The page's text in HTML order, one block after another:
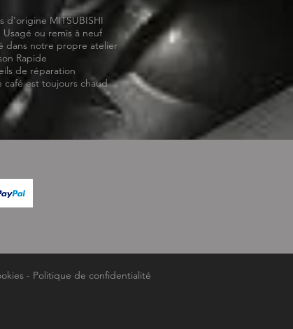
d'origine MITSUBISHI
ou remis à neuf
dans notre propre atelier
Rapide
de réparation
café est toujours chaud
- Politique de confidentialité